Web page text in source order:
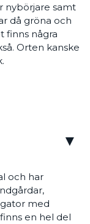
nybörjare samt
då gröna och
finns några
Orten kanske
och har
med
en hel del